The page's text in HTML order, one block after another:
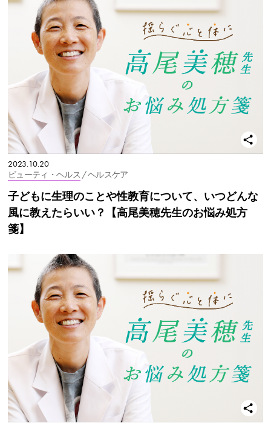
2023.10.20
ビューティ・ヘルス / ヘルスケア
子どもに生理のことや性教育について、いつどんな
風に教えたらいい？【高尾美穂先生のお悩み処方
箋】